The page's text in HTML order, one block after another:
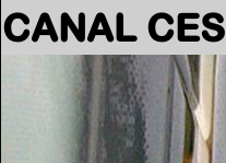
CANAL CES